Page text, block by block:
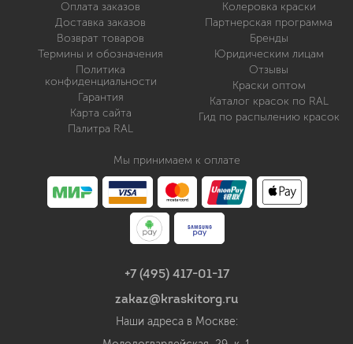
Оплата заказов
Доставка заказов
Возврат товаров
Термины и обозначения
Политика
конфиденциальности
Гарантия
Карта сайта
Палитра RAL
Колеровка краски
Партнерская программа
Бренды
Юридическим лицам
Отзывы
Краски оптом
Каталог красок по RAL
Гид по распылению красок
Мы принимаем к оплате
+7 (495) 417-01-17
zakaz@kraskitorg.ru
Наши адреса в Москве: